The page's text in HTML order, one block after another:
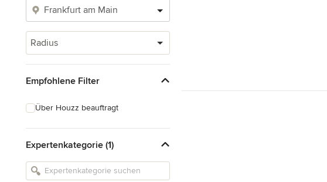
Radius
Empfohlene Filter
Über Houzz beauftragt
Expertenkategorie (1)